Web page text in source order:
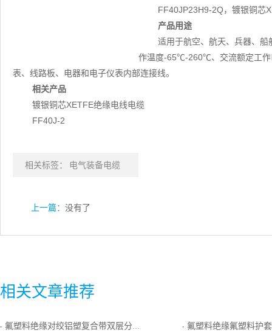
FF40JP23H9-2Q，镀银铜芯
产品用途
适用于航空、航天、兵器、
作温度-65℃-260℃、交流额定工作
表、线路板、电器和电子仪表内部连接线。
相关产品
镀银铜芯XETFE绝缘电线电缆
FF40J-2
相关标签： 电气装备电缆
上一篇： 没有了
相关文章推荐
· 氟塑料绝缘对绞铝塑复合带双层分屏蔽和单层总屏蔽耐热105℃聚氯乙烯护套耐热用精密级K分度热电偶用补偿电缆 · 氟塑料绝缘氟塑料护套耐热精密级K分度热电偶用